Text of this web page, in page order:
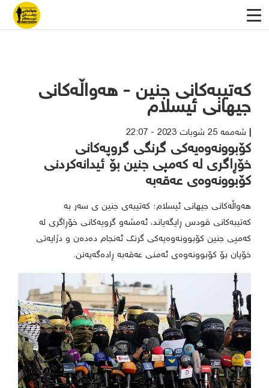
کەتیبەکانی جنین - هەواڵەکانی
جیهانی ئیسلام
شەممە 25 شوبات 2023 - 22:07
کۆبوونەوەیەکی گرنگی گروپەکانی
خۆڕاگری لە کەمپی جنین بۆ ئیدانەکردنی
کۆبوونەوەی عەقەبە
هەواڵەکانی جیهانی ئیسلام؛ کەتیبەی جنین ی سەر بە
کەتیبەکانی قودس ڕایگەیاند، ئەمشەو گروپەکانی خۆڕاگری لە
کەمپی جنین کۆبوونەوەیەکی گرنگ ئەنجام دەدەن و دژایەتی
خۆیان بۆ کۆبوونەوەی ئەمنی عەقەبە ڕادەگەیەنن.